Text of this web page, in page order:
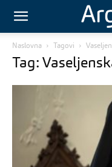
Naslovna Tagovi
Tag: